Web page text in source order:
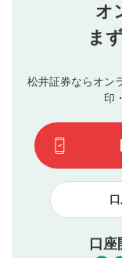
投稿するボ
星で評価をする
3
動画の評価
です）
行ってください
当社は、利用
ブルによって
評価およびコメ
ます。掲載さ
てはお答えでき
て結果のご連
下記の項目に該
見合わせる場
本動画
他者への
公序良
氏名、
オ
ま
松井証券ならオン
印
口座